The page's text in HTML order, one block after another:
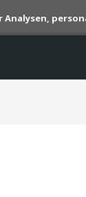
Analysen,